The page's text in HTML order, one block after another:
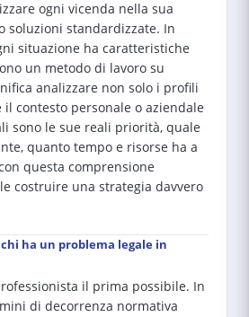
ogni vicenda nella sua
soluzioni standardizzate. In
situazione ha caratteristiche
un metodo di lavoro su
analizzare non solo i profili
contesto personale o aziendale
sono le sue reali priorità, quale
quanto tempo e risorse ha a
questa comprensione
costruire una strategia davvero
ha un problema legale in
il prima possibile. In
di decorrenza normativa